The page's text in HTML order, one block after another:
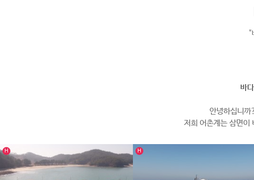
"
바
안녕하십니까
저희 어촌계는 삼면이
H
인기글
H
인기글